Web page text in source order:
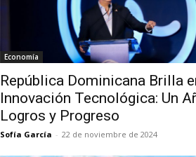
Economía
República Dominicana Brilla
Innovación Tecnológica: Un
Logros y Progreso
Sofía García - 22 de noviembre de 2024